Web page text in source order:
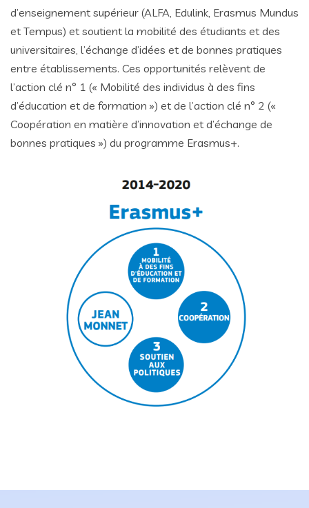
d’enseignement supérieur (ALFA, Edulink, Erasmus Mundus
et Tempus) et soutient la mobilité des étudiants et des
universitaires, l’échange d’idées et de bonnes pratiques
entre établissements. Ces opportunités relèvent de
l’action clé n° 1 (« Mobilité des individus à des fins
d’éducation et de formation ») et de l’action clé n° 2 («
Coopération en matière d’innovation et d’échange de
bonnes pratiques ») du programme Erasmus+.